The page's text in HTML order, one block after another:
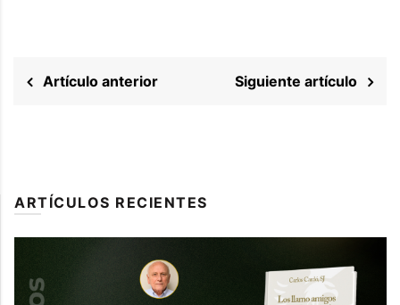
Artículo anterior Siguiente artículo
ARTÍCULOS RECIENTES